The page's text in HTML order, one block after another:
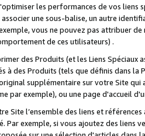
les performances de vos liens
associer une sous-balise, un autre
vous ne pouvez pas attribuer
de ces utilisateurs) .
des Produits (et les Liens
à des Produits (tels que définis dans
supplémentaire sur votre Site qui
par exemple), ou une page d'accueil
Site l’ensemble des liens et
Par exemple, si vous ajoutez des